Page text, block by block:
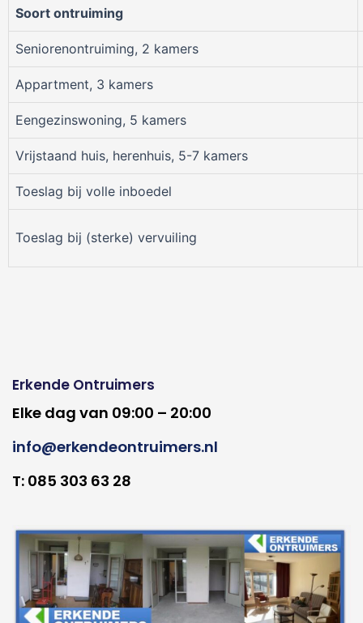
Soort ontruiming
Seniorenontruiming, 2 kamers
Appartment, 3 kamers
Eengezinswoning, 5 kamers
Vrijstaand huis, herenhuis, 5-7 kamers
Toeslag bij volle inboedel
Toeslag bij (sterke) vervuiling
Erkende Ontruimers
Elke dag van 09:00 – 20:00
info@erkendeontruimers.nl
T: 085 303 63 28